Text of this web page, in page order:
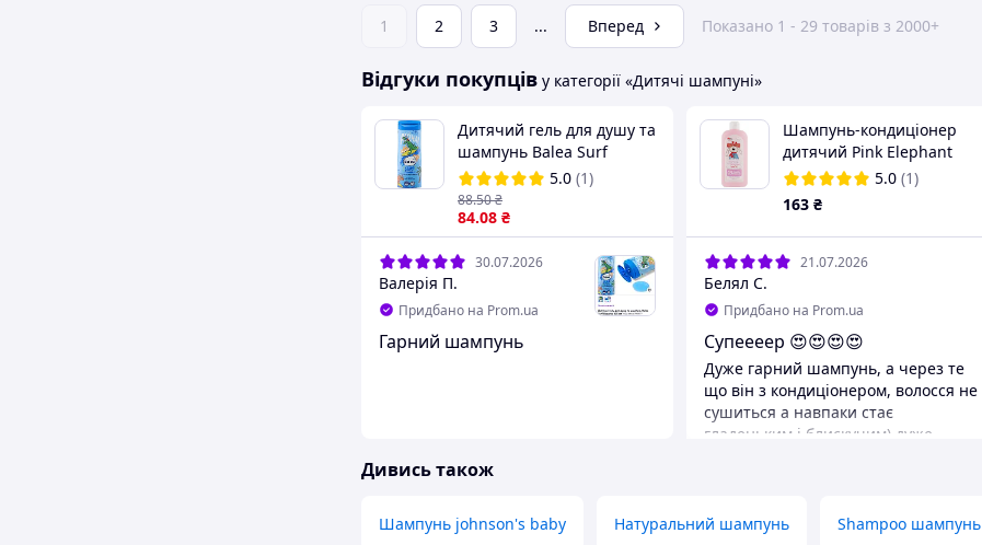
1 2 3 ... Вперед Показано 1 - 29 товарів з 2000+
Відгуки покупців у категорії «Дитячі шампуні»
Дитячий гель для душу та
шампунь Balea Surf
Osaurus 300 мл
5.0 (1)
84.08 ₴
88.50₴
30.07.2026
Валерія П.
Придбано на Prom.ua
Гарний шампунь
Шампунь-кондиціонер
дитячий Pink Elephant
Зайчик Ісла 500 мл
5.0 (1)
163 ₴
21.07.2026
Белял С.
Придбано на Prom.ua
Супеееер 😍😍😍😍
Дуже гарний шампунь, а через те
що він з кондиціонером, волосся не
сушиться а навпаки стає
гладеньким і блискучим) дуже
Дивись також
Шампунь johnson's baby Натуральний шампунь Shampoo шампунь